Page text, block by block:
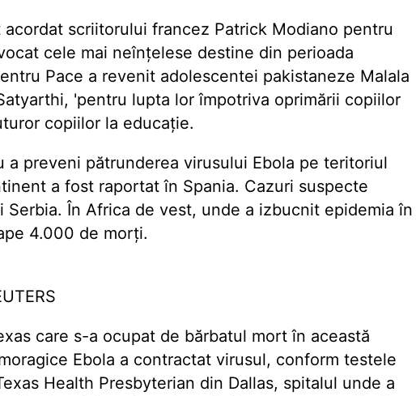
scriitorului francez Patrick Modiano pentru
cele mai neînțelese destine din perioada
Pace a revenit adolescentei pakistaneze Malala
'pentru lupta lor împotriva oprimării copiilor
copiilor la educație.
a preveni pătrunderea virusului Ebola pe teritoriul
a fost raportat în Spania. Cazuri suspecte
Serbia. În Africa de vest, unde a izbucnit epidemia în
4.000 de morți.
care s-a ocupat de bărbatul mort în această
Ebola a contractat virusul, conform testele
Health Presbyterian din Dallas, spitalul unde a